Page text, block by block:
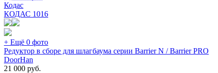
Кодас
КОДАС 1016
+ Ещё 0 фото
Редуктор в сборе для шлагбаума серии Barrier N / Barrier PRO
DoorHan
21 000 руб.